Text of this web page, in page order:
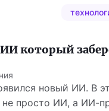
который
новый ИИ. В
не просто ИИ, а ИИ-